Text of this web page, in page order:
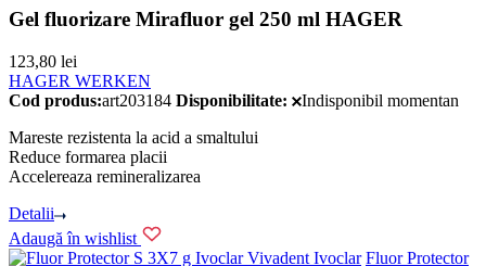
Gel fluorizare Mirafluor gel 250 ml HAGER
123,80 lei
HAGER WERKEN
Cod produs:art203184 Disponibilitate:
Indisponibil momentan
Mareste rezistenta la acid a smaltului
Reduce formarea placii
Accelereaza remineralizarea
Detalii
Adaugă în wishlist
Ivoclar Fluor Protector